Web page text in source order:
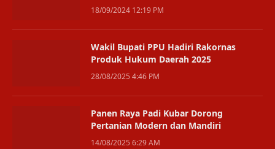
18/09/2024 12:19 PM
Wakil Bupati PPU Hadiri Rakornas
Produk Hukum Daerah 2025
28/08/2025 4:46 PM
Panen Raya Padi Kubar Dorong
Pertanian Modern dan Mandiri
14/08/2025 6:29 AM